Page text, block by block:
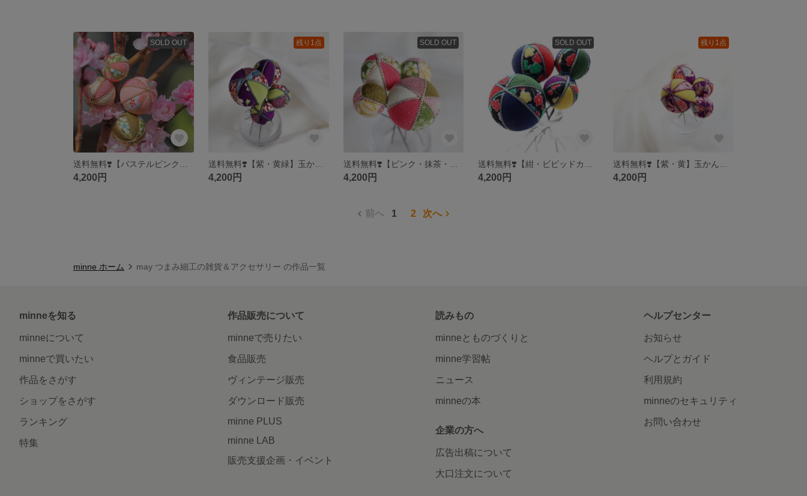
SOLD OUT
4,200円
残り1点
送料無料❣️【紫・黄緑】玉かんざし／コロコロ／Uピン／髪飾り
4,200円
SOLD OUT
4,200円
SOLD OUT
4,200円
残り1点
4,200円
前へ 1 2 次へ
minne ホーム may つまみ細工の雑貨＆アクセサリー の作品一覧
minneを知る
minneについて
minneで買いたい
作品をさがす
ショップをさがす
ランキング
特集
作品販売について
minneで売りたい
食品販売
ヴィンテージ販売
ダウンロード販売
minne PLUS
minne LAB
販売支援企画・イベント
読みもの
minneとものづくりと
minne学習帖
ニュース
minneの本
企業の方へ
広告出稿について
大口注文について
ヘルプセンター
お知らせ
ヘルプとガイド
利用規約
minneのセキュリティ
お問い合わせ